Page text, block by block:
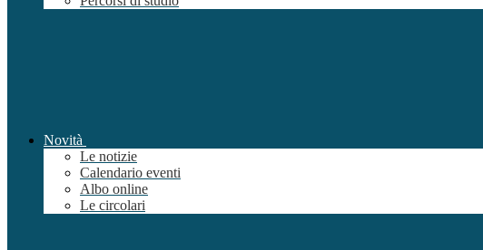
Novità
Le notizie
Calendario eventi
Albo online
Le circolari